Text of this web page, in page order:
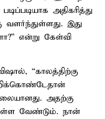
அதிகரித்து
வளர்ந்துள்ளது. இது
என்று கேள்வி
“காலத்திற்கு
அதற்கு
வேண்டும். நான்